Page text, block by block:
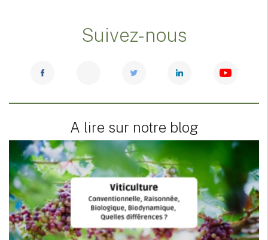
Suivez-nous
A lire sur notre blog